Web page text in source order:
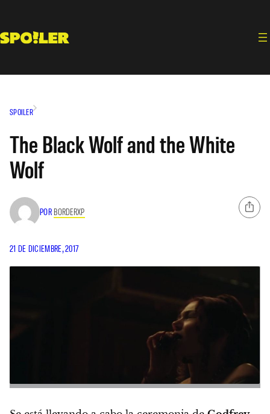
contenido
SPOILER
The Black Wolf and the White
Wolf
POR BORDERXP
21 DE DICIEMBRE, 2017